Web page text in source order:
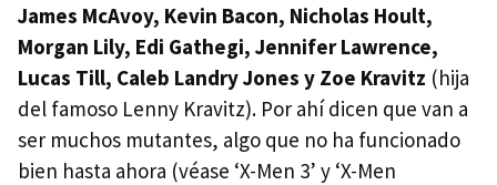
James McAvoy, Kevin Bacon, Nicholas Hoult,
Morgan Lily, Edi Gathegi, Jennifer Lawrence,
Lucas Till, Caleb Landry Jones y Zoe Kravitz (hija
del famoso Lenny Kravitz). Por ahí dicen que van a
ser muchos mutantes, algo que no ha funcionado
bien hasta ahora (véase ‘X-Men 3’ y ‘X-Men